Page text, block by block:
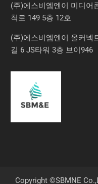
(주)에스비엠엔이 미디어
척로 149 5층 12호
(주)에스비엠엔이 올커넥
길 6 JS타워 3층 브이946
Copyright ©SBMNE